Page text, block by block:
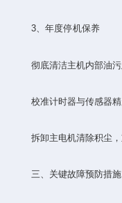
‌3、年度停机保养‌
彻底清洁主机内部油污
校准计时器与传感器精
拆卸主电机清除积尘，
三、‌关键故障预防措施‌